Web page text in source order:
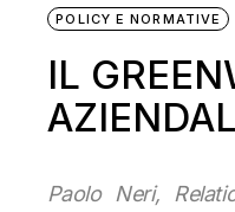
POLICY E NORMATIVE
IL
Paolo Neri,